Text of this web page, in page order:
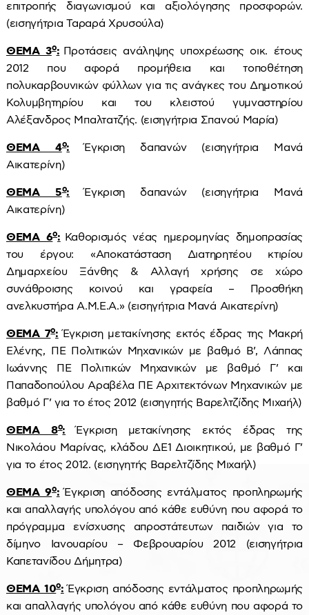
επιτροπής διαγωνισμού και αξιολόγησης προσφορών.
(εισηγήτρια Ταραρά Χρυσούλα)
ΘΕΜΑ 3ο: Προτάσεις ανάληψης υποχρέωσης οικ. έτους
2012 που αφορά προμήθεια και τοποθέτηση
πολυκαρβουνικών φύλλων για τις ανάγκες του Δημοτικού
Κολυμβητηρίου και του κλειστού γυμναστηρίου
Αλέξανδρος Μπαλτατζής. (εισηγήτρια Σπανού Μαρία)
ΘΕΜΑ 4ο: Έγκριση δαπανών (εισηγήτρια Μανά
Αικατερίνη)
ΘΕΜΑ 5ο: Έγκριση δαπανών (εισηγήτρια Μανά
Αικατερίνη)
ΘΕΜΑ 6ο: Καθορισμός νέας ημερομηνίας δημοπρασίας
του έργου: «Αποκατάσταση Διατηρητέου κτιρίου
Δημαρχείου Ξάνθης & Αλλαγή χρήσης σε χώρο
συνάθροισης κοινού και γραφεία – Προσθήκη
ανελκυστήρα Α.Μ.Ε.Α.» (εισηγήτρια Μανά Αικατερίνη)
ΘΕΜΑ 7ο: Έγκριση μετακίνησης εκτός έδρας της Μακρή
Ελένης, ΠΕ Πολιτικών Μηχανικών με βαθμό Β’, Λάππας
Ιωάννης ΠΕ Πολιτικών Μηχανικών με βαθμό Γ’ και
Παπαδοπούλου Αραβέλα ΠΕ Αρχιτεκτόνων Μηχανικών με
βαθμό Γ’ για το έτος 2012 (εισηγητής Βαρελτζίδης Μιχαήλ)
ΘΕΜΑ 8ο: Έγκριση μετακίνησης εκτός έδρας της
Νικολάου Μαρίνας, κλάδου ΔΕ1 Διοικητικού, με βαθμό Γ’
για το έτος 2012. (εισηγητής Βαρελτζίδης Μιχαήλ)
ΘΕΜΑ 9ο: Έγκριση απόδοσης εντάλματος προπληρωμής
και απαλλαγής υπολόγου από κάθε ευθύνη που αφορά το
πρόγραμμα ενίσχυσης απροστάτευτων παιδιών για το
δίμηνο Ιανουαρίου – Φεβρουαρίου 2012 (εισηγήτρια
Καπετανίδου Δήμητρα)
ΘΕΜΑ 10ο: Έγκριση απόδοσης εντάλματος προπληρωμής
και απαλλαγής υπολόγου από κάθε ευθύνη που αφορά το